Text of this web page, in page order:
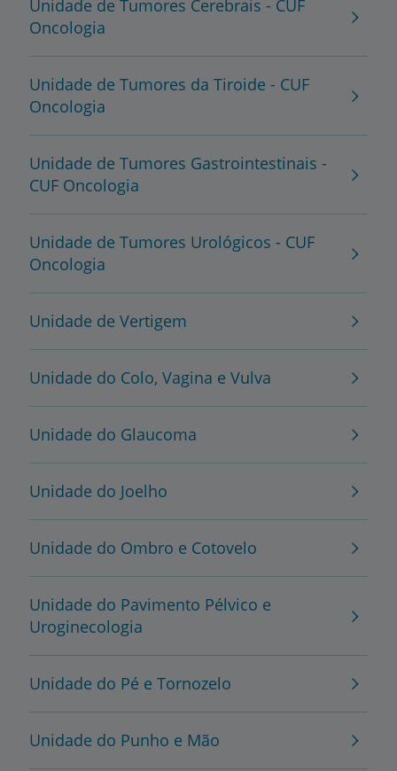
Unidade de Tumores Cerebrais - CUF
Oncologia
Unidade de Tumores da Tiroide - CUF
Oncologia
Unidade de Tumores Gastrointestinais -
CUF Oncologia
Unidade de Tumores Urológicos - CUF
Oncologia
Unidade de Vertigem
Unidade do Colo, Vagina e Vulva
Unidade do Glaucoma
Unidade do Joelho
Unidade do Ombro e Cotovelo
Unidade do Pavimento Pélvico e
Uroginecologia
Unidade do Pé e Tornozelo
Unidade do Punho e Mão